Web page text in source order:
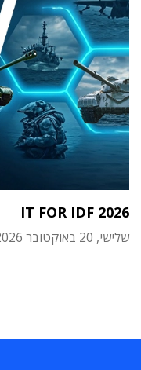
IT FOR IDF 2026
שלישי, 20 באוקטובר 2026